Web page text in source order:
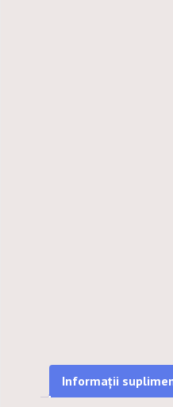
Informații